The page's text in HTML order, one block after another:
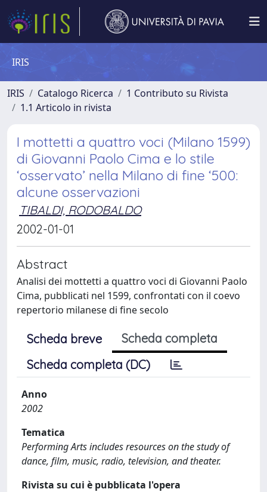
IRIS
IRIS Catalogo Ricerca
1 Contributo su Rivista
1.1 Articolo in rivista
I mottetti a quattro voci (Milano 1599)
di Giovanni Paolo Cima e lo stile
‘osservato’ nella Milano di fine ‘500:
alcune osservazioni
TIBALDI, RODOBALDO
2002-01-01
Abstract
Analisi dei mottetti a quattro voci di Giovanni Paolo
Cima, pubblicati nel 1599, confrontati con il coevo
repertorio milanese di fine secolo
Scheda breve
Scheda completa
Scheda completa (DC)
Anno
2002
Tematica
Performing Arts includes resources on the study of
dance, film, music, radio, television, and theater.
Rivista su cui è pubblicata l'opera